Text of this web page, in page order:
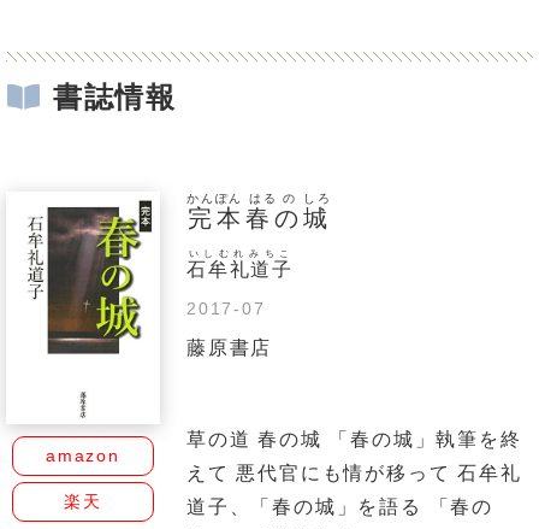
書誌情報
amazon
楽天
完本春の城
かんぽん はる の しろ
石牟礼道子
いしむれみちこ
2017-07
藤原書店
草の道 春の城 「春の城」執筆を終
えて 悪代官にも情が移って 石牟礼
道子、「春の城」を語る 「春の